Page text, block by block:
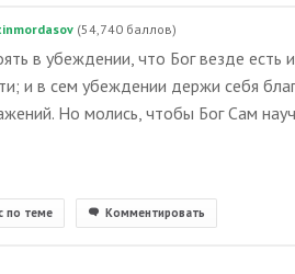
(54,740 баллов)
в убеждении, что Бог везде есть
и в сем убеждении держи себя
Но молись, чтобы Бог Сам
по теме Комментировать